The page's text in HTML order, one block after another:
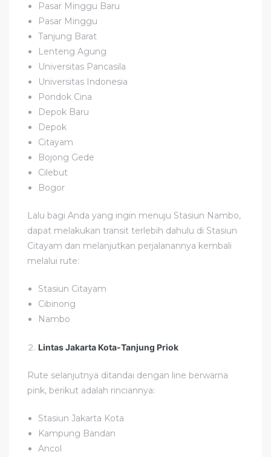
Pasar Minggu Baru
Pasar Minggu
Tanjung Barat
Lenteng Agung
Universitas Pancasila
Universitas Indonesia
Pondok Cina
Depok Baru
Depok
Citayam
Bojong Gede
Cilebut
Bogor
Lalu bagi Anda yang ingin menuju Stasiun Nambo,
dapat melakukan transit terlebih dahulu di Stasiun
Citayam dan melanjutkan perjalanannya kembali
melalui rute:
Stasiun Citayam
Cibinong
Nambo
Lintas Jakarta Kota-Tanjung Priok
Rute selanjutnya ditandai dengan line berwarna
pink, berikut adalah rinciannya:
Stasiun Jakarta Kota
Kampung Bandan
Ancol